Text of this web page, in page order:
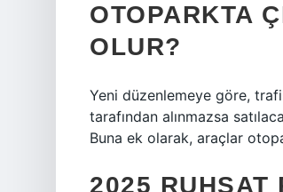
OTOPARKTA
OLUR?
Yeni düzenlemeye göre,
tarafından alınmazsa
Buna ek olarak, araçlar
2025 RUHSAT